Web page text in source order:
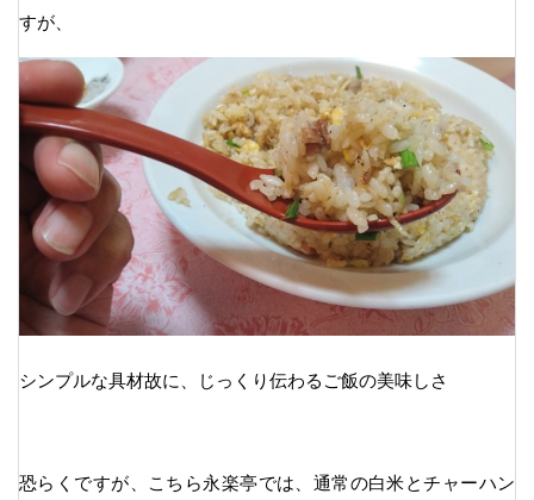
すが、
シンプルな具材故に、じっくり伝わるご飯の美味しさ
恐らくですが、こちら永楽亭では、通常の白米とチャーハン